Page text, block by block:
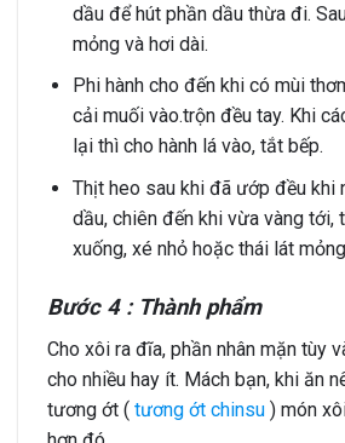
dầu để hút phần dầu thừa đi.
mỏng và hơi dài.
Phi hành cho đến khi có mùi
cải muối vào.trộn đều tay. Khi
lại thì cho hành lá vào, tắt bếp.
Thịt heo sau khi đã ướp đều khi
dầu, chiên đến khi vừa vàng tới,
xuống, xé nhỏ hoặc thái lát
Bước 4 : Thành phẩm
Cho xôi ra đĩa, phần nhân mặn tùy
cho nhiều hay ít. Mách bạn, khi ăn
tương ớt ( tương ớt chinsu ) món